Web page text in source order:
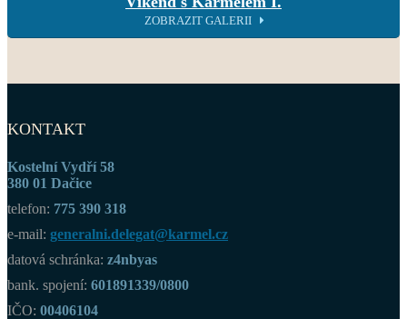
ZOBRAZIT GALERII
KONTAKT
Kostelní Vydří 58
380 01 Dačice
telefon: 775 390 318
e-mail: generalni.delegat@karmel.cz
datová schránka: z4nbyas
bank. spojení: 601891339/0800
IČO: 00406104